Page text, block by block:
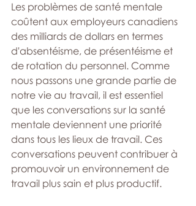
Les problèmes de santé mentale
coûtent aux employeurs canadiens
des milliards de dollars en termes
d'absentéisme, de présentéisme et
de rotation du personnel. Comme
nous passons une grande partie de
notre vie au travail, il est essentiel
que les conversations sur la santé
mentale deviennent une priorité
dans tous les lieux de travail. Ces
conversations peuvent contribuer à
promouvoir un environnement de
travail plus sain et plus productif.